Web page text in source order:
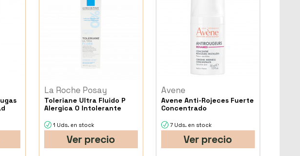
La Roche Posay
Toleriane Ultra Fluido P
Alergica O Intolerante
1 Uds. en stock
Ver precio
Avene
Avene Anti-Rojeces Fuerte
Concentrado
7 Uds. en stock
Ver precio